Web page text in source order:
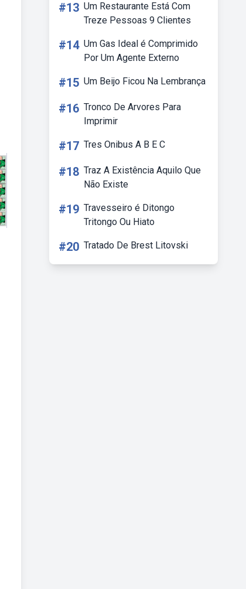
#13 Um Restaurante Está Com
Treze Pessoas 9 Clientes
#14 Um Gas Ideal é Comprimido
Por Um Agente Externo
#15 Um Beijo Ficou Na Lembrança
#16 Tronco De Arvores Para
Imprimir
#17 Tres Onibus A B E C
#18 Traz A Existência Aquilo Que
Não Existe
#19 Travesseiro é Ditongo
Tritongo Ou Hiato
#20 Tratado De Brest Litovski